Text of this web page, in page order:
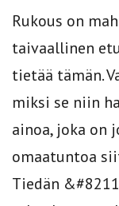
Rukous on
taivaallinen
tietää tämän.
miksi se niin
ainoa, joka on
omaatuntoa
Tiedän